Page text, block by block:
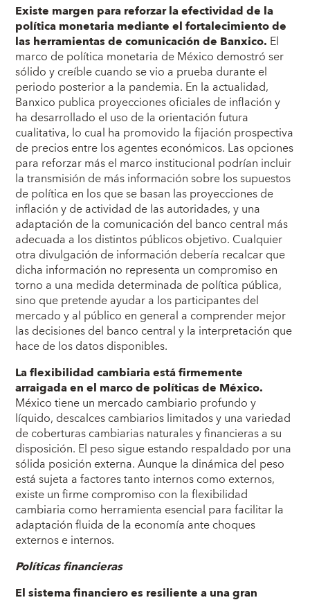
Existe margen para reforzar la efectividad de la
política monetaria mediante el fortalecimiento de
las herramientas de comunicación de Banxico. El
marco de política monetaria de México demostró ser
sólido y creíble cuando se vio a prueba durante el
periodo posterior a la pandemia. En la actualidad,
Banxico publica proyecciones oficiales de inflación y
ha desarrollado el uso de la orientación futura
cualitativa, lo cual ha promovido la fijación prospectiva
de precios entre los agentes económicos. Las opciones
para reforzar más el marco institucional podrían incluir
la transmisión de más información sobre los supuestos
de política en los que se basan las proyecciones de
inflación y de actividad de las autoridades, y una
adaptación de la comunicación del banco central más
adecuada a los distintos públicos objetivo. Cualquier
otra divulgación de información debería recalcar que
dicha información no representa un compromiso en
torno a una medida determinada de política pública,
sino que pretende ayudar a los participantes del
mercado y al público en general a comprender mejor
las decisiones del banco central y la interpretación que
hace de los datos disponibles.
La flexibilidad cambiaria está firmemente
arraigada en el marco de políticas de México.
México tiene un mercado cambiario profundo y
líquido, descalces cambiarios limitados y una variedad
de coberturas cambiarias naturales y financieras a su
disposición. El peso sigue estando respaldado por una
sólida posición externa. Aunque la dinámica del peso
está sujeta a factores tanto internos como externos,
existe un firme compromiso con la flexibilidad
cambiaria como herramienta esencial para facilitar la
adaptación fluida de la economía ante choques
externos e internos.
Políticas financieras
El sistema financiero es resiliente a una gran